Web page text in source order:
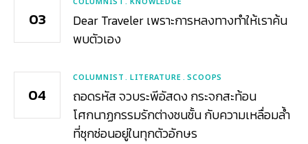
Dear Traveler เพราะการหลงทางทำให้เราค้น
พบตัวเอง
COLUMNIST LITERATURE SCOOPS
ถอดรหัส จวบระพีอัสดง กระจกสะท้อน
โศกนาฏกรรมรักต่างชนชั้น กับความเหลื่อมล้ำ
ที่ซุกซ่อนอยู่ในทุกตัวอักษร